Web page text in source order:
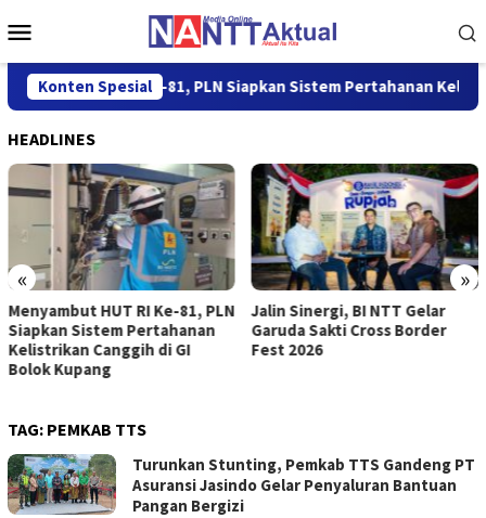
ke
Mobile
Konten Spesial
HUT RI Ke-81, PLN Siapkan Sistem Pertahanan
HEADLINES
« »
Menyambut HUT RI Ke-81, PLN
Siapkan Sistem Pertahanan
Kelistrikan Canggih di GI
Bolok Kupang
Jalin Sinergi, BI NTT Gelar
Garuda Sakti Cross Border
Fest 2026
TAG: PEMKAB TTS
Turunkan Stunting, Pemkab TTS Gandeng PT
Asuransi Jasindo Gelar Penyaluran Bantuan
Pangan Bergizi